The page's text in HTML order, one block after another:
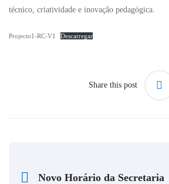
técnico, criatividade e inovação pedagógica.
Projecto1-RC-V1 Descarregar
Share this post
Novo Horário da Secretaria